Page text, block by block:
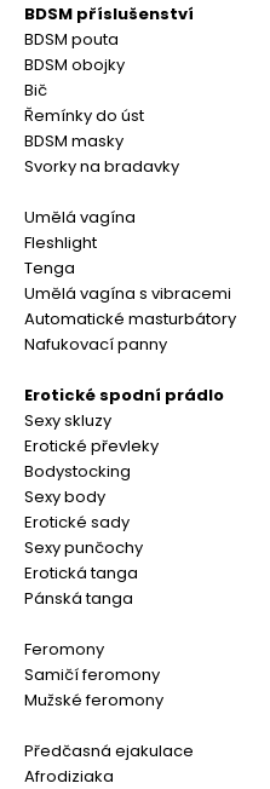
BDSM příslušenství
BDSM pouta
BDSM obojky
Bič
Řemínky do úst
BDSM masky
Svorky na bradavky
Umělá vagína
Fleshlight
Tenga
Umělá vagína s vibracemi
Automatické masturbátory
Nafukovací panny
Erotické spodní prádlo
Sexy skluzy
Erotické převleky
Bodystocking
Sexy body
Erotické sady
Sexy punčochy
Erotická tanga
Pánská tanga
Feromony
Samičí feromony
Mužské feromony
Předčasná ejakulace
Afrodiziaka